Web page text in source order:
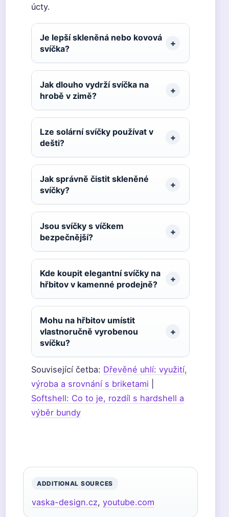
úcty.
Je lepší skleněná nebo kovová
svíčka?
Jak dlouho vydrží svíčka na
hrobě v zimě?
Lze solární svíčky používat v
dešti?
Jak správně čistit skleněné
svíčky?
Jsou svíčky s víčkem
bezpečnější?
Kde koupit elegantní svíčky na
hřbitov v kamenné prodejně?
Mohu na hřbitov umístit
vlastnoručně vyrobenou
svíčku?
Související četba: Dřevěné uhlí: využití,
výroba a srovnání s briketami
Softshell: Co to je, rozdíl s hardshell a
výběr bundy
ADDITIONAL SOURCES
vaska-design.cz, youtube.com